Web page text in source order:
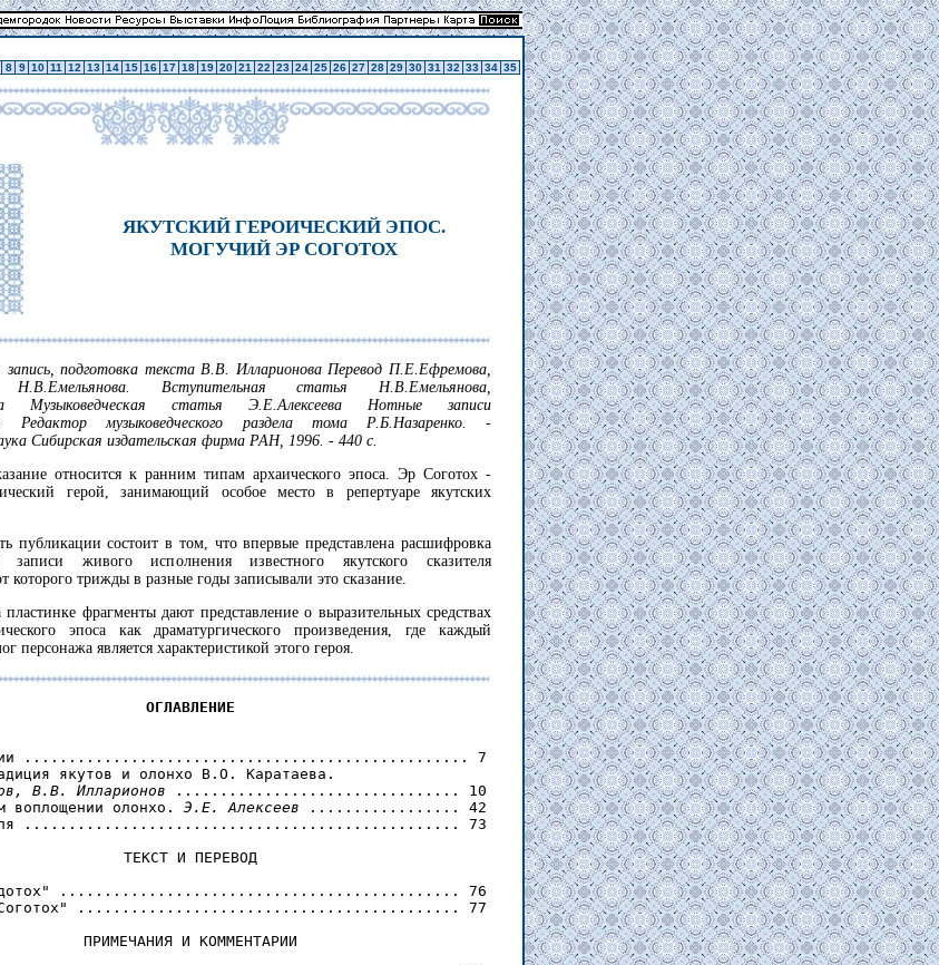
8 9 10 11 12 13 14 15 16 17 18 19 20 21 22 23 24 25 26 27 28 29 30 31 32 33 34 35
ЯКУТСКИЙ ГЕРОИЧЕСКИЙ ЭПОС.
МОГУЧИЙ ЭР СОГОТОХ
подготовка текста В.В. Илларионова Перевод П.Е.Ефремова,
Н.В.Емельянова. Вступительная статья Н.В.Емельянова,
Музыковедческая статья Э.Е.Алексеева Нотные записи
Редактор музыковедческого раздела тома Р.Б.Назаренко. -
Сибирская издательская фирма РАН, 1996. - 440 с.
относится к ранним типам архаического эпоса. Эр Соготох -
герой, занимающий особое место в репертуаре якутских
публикации состоит в том, что впервые представлена расшифровка
записи живого исполнения известного якутского сказителя
которого трижды в разные годы записывали это сказание.
фрагменты дают представление о выразительных средствах
эпоса как драматургического произведения, где каждый
персонажа является характеристикой этого героя.
ОГЛАВЛЕНИЕ
.................................................. 7
В.В. Илларионов ................................ 10
воплощении олонхо. Э.Е. Алексеев ................. 42
................................................. 73
ТЕКСТ И ПЕРЕВОД
Содотох" ............................................. 76
Соготох" ........................................... 77
ПРИМЕЧАНИЯ И КОММЕНТАРИИ